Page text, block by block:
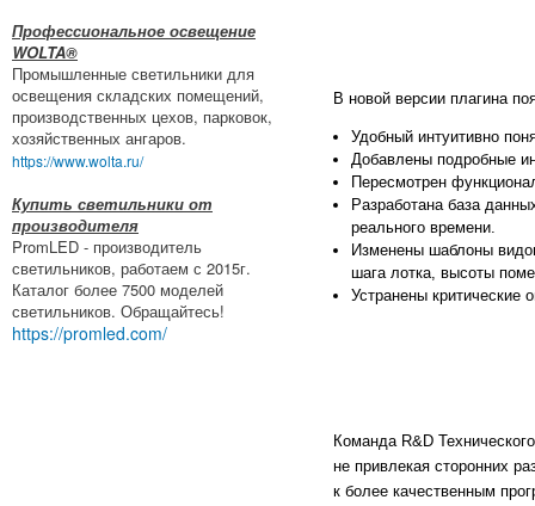
Профессиональное освещение
WOLTA®
Промышленные светильники для
освещения складских помещений,
производственных цехов, парковок,
хозяйственных ангаров.
https://www.wolta.ru/
Купить светильники от
производителя
PromLED - производитель
светильников, работаем с 2015г.
Каталог более 7500 моделей
светильников. Обращайтесь!
https://promled.com/
В новой версии плагина
Удобный интуитивно
Добавлены подробные
Пересмотрен
Разработана база
реального времени.
Изменены шаблоны
шага лотка, высоты
Устранены критические
Команда R&D
не привлекая сторонних
к более качественным